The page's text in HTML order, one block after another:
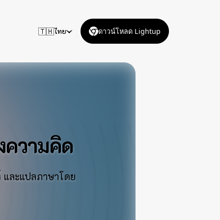
🇹🇭ไทย ดาวน์โหลด Lightup
ความคิด
และแปลภาษาโดย